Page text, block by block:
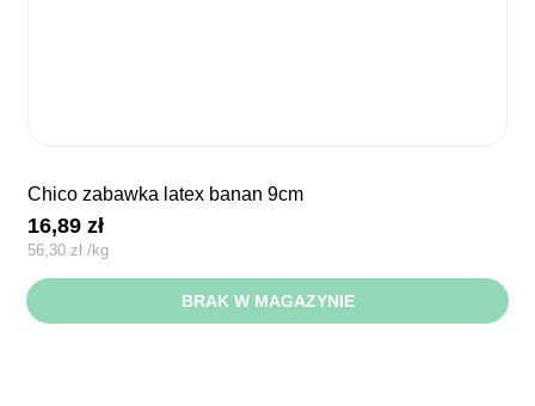
chico zabawka latex banan 9cm
16,89zł
56,30 zł /kg
BRAK W MAGAZYNIE